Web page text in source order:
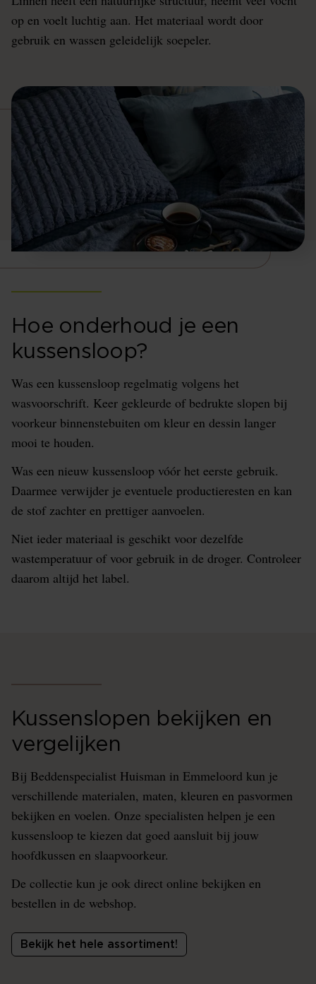
op en voelt luchtig aan. Het materiaal wordt door
gebruik en wassen geleidelijk soepeler.
Hoe onderhoud je een
kussensloop?
Was een kussensloop regelmatig volgens het
wasvoorschrift. Keer gekleurde of bedrukte slopen bij
voorkeur binnenstebuiten om kleur en dessin langer
mooi te houden.
Was een nieuw kussensloop vóór het eerste gebruik.
Daarmee verwijder je eventuele productieresten en kan
de stof zachter en prettiger aanvoelen.
Niet ieder materiaal is geschikt voor dezelfde
wastemperatuur of voor gebruik in de droger. Controleer
daarom altijd het label.
Kussenslopen bekijken en
vergelijken
Bij Beddenspecialist Huisman in Emmeloord kun je
verschillende materialen, maten, kleuren en pasvormen
bekijken en voelen. Onze specialisten helpen je een
kussensloop te kiezen dat goed aansluit bij jouw
hoofdkussen en slaapvoorkeur.
De collectie kun je ook direct online bekijken en
bestellen in de webshop.
Bekijk het hele assortiment!